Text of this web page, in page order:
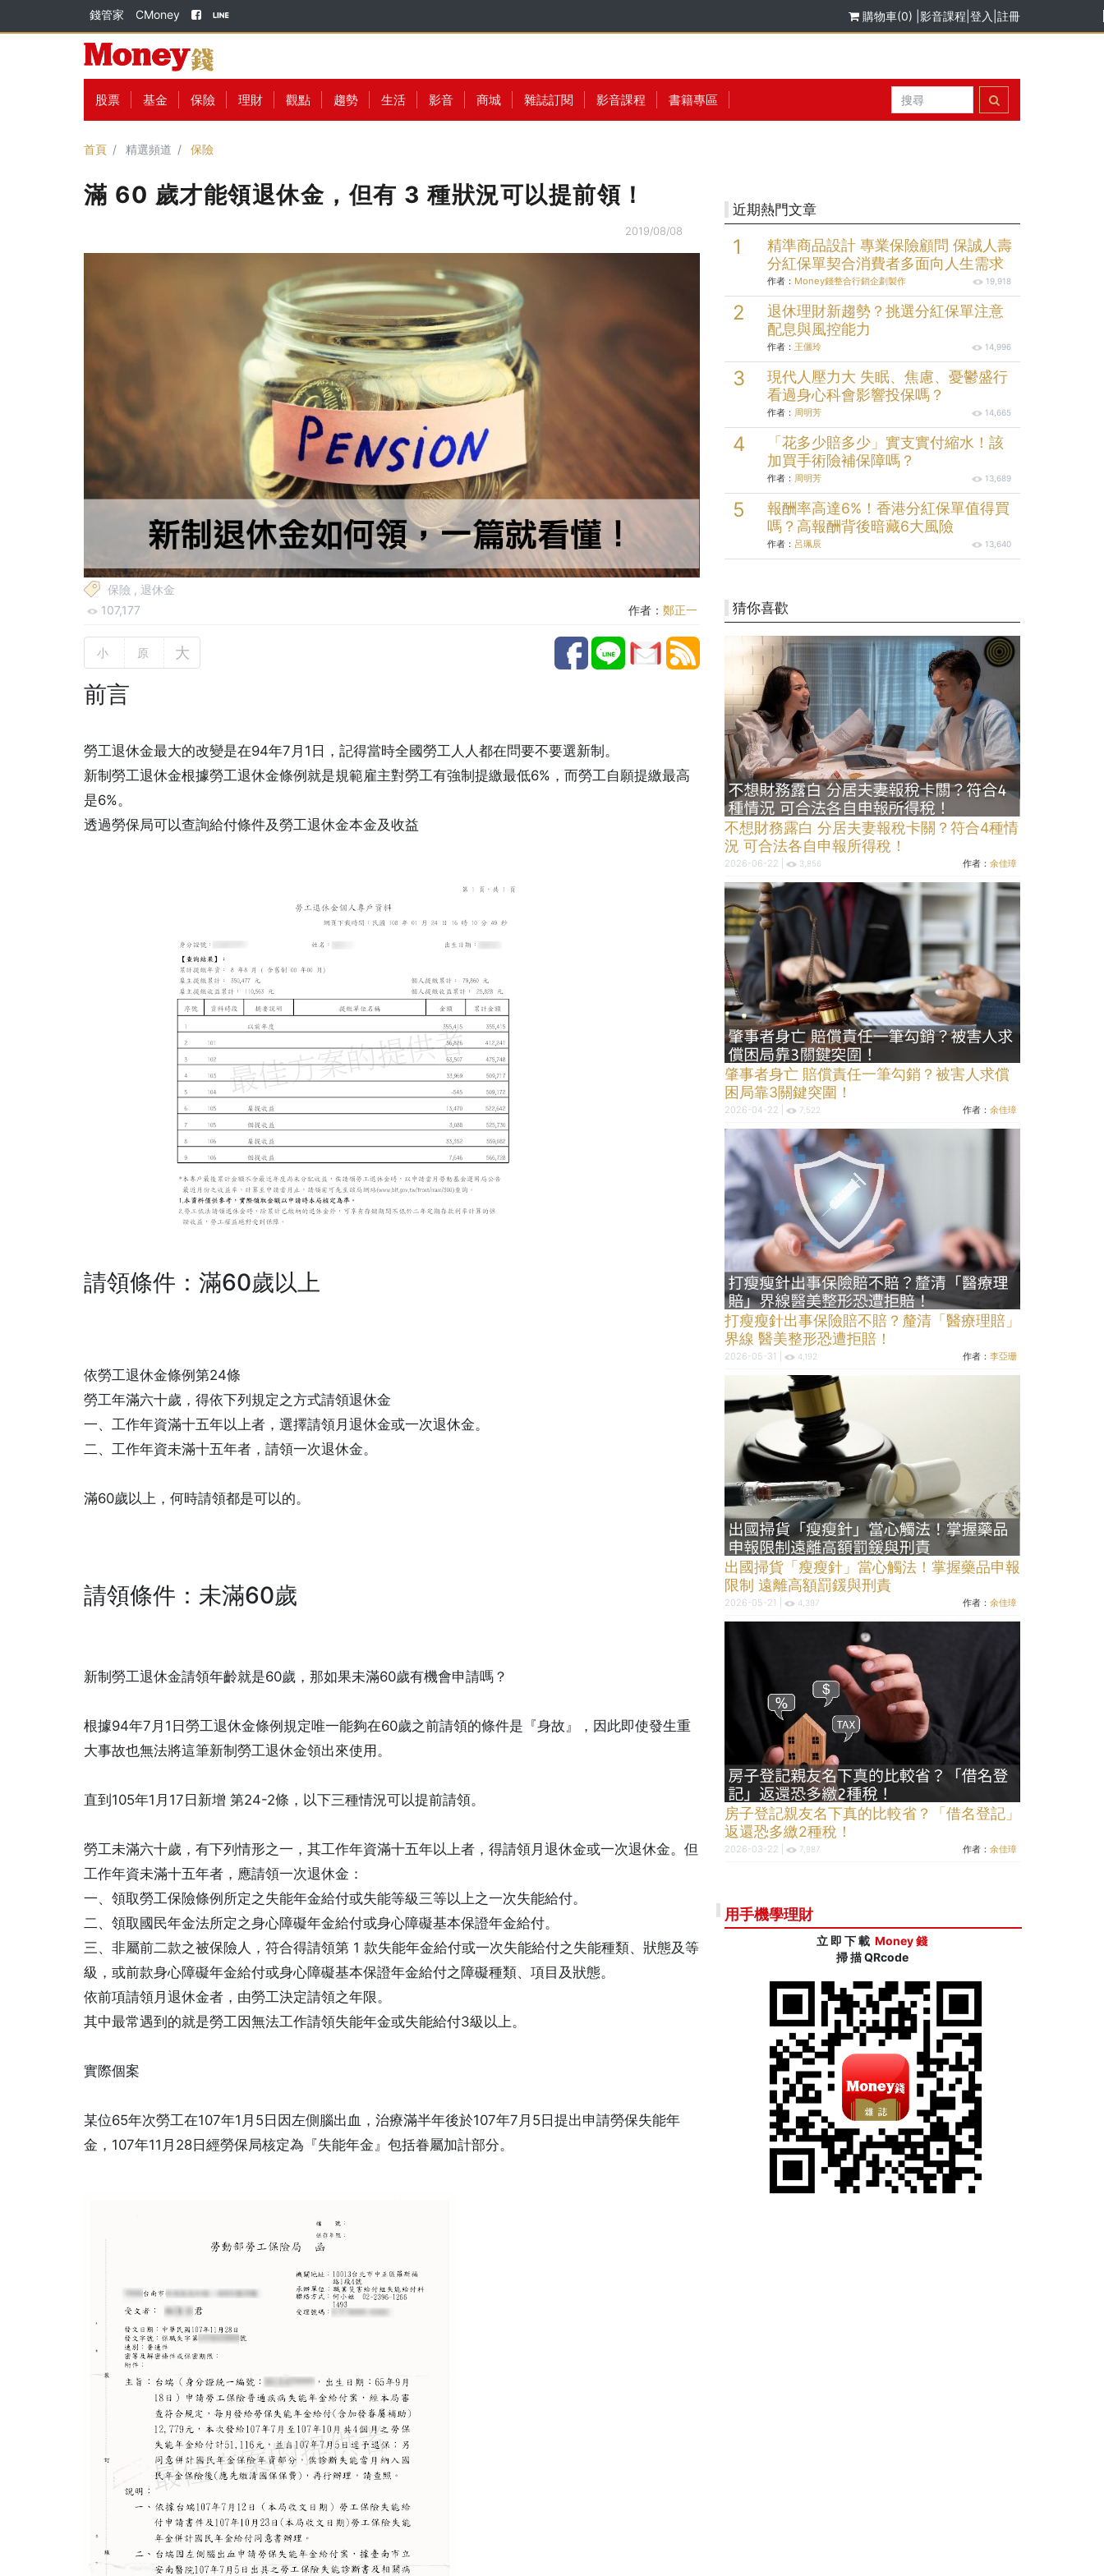
錢管家 CMoney 購物車(0) 影音課程 登入 註冊
股票 基金 保險 理財 觀點 趨勢 生活 影音 商城 雜誌訂閱 影音課程 書籍專區
首頁 精選頻道 保險
滿 60 歲才能領退休金，但有 3 種狀況可以提前領！
2019/08/08
保險 , 退休金
107,177
作者： 鄭正一
小 原 大
前言
勞工退休金最大的改變是在94年7月1日，記得當時全國勞工人人都在問要不要選新制。
新制勞工退休金根據勞工退休金條例就是規範雇主對勞工有強制提繳最低6%，而勞工自願提繳最高
是6%。
透過勞保局可以查詢給付條件及勞工退休金本金及收益
請領條件：滿60歲以上
依勞工退休金條例第24條
勞工年滿六十歲，得依下列規定之方式請領退休金
一、工作年資滿十五年以上者，選擇請領月退休金或一次退休金。
二、工作年資未滿十五年者，請領一次退休金。
滿60歲以上，何時請領都是可以的。
請領條件：未滿60歲
新制勞工退休金請領年齡就是60歲，那如果未滿60歲有機會申請嗎？
根據94年7月1日勞工退休金條例規定唯一能夠在60歲之前請領的條件是『身故』，因此即使發生重
大事故也無法將這筆新制勞工退休金領出來使用。
直到105年1月17日新增 第24-2條，以下三種情況可以提前請領。
勞工未滿六十歲，有下列情形之一，其工作年資滿十五年以上者，得請領月退休金或一次退休金。但
工作年資未滿十五年者，應請領一次退休金：
一、領取勞工保險條例所定之失能年金給付或失能等級三等以上之一次失能給付。
二、領取國民年金法所定之身心障礙年金給付或身心障礙基本保證年金給付。
三、非屬前二款之被保險人，符合得請領第 1 款失能年金給付或一次失能給付之失能種類、狀態及等
級，或前款身心障礙年金給付或身心障礙基本保證年金給付之障礙種類、項目及狀態。
依前項請領月退休金者，由勞工決定請領之年限。
其中最常遇到的就是勞工因無法工作請領失能年金或失能給付3級以上。
實際個案
某位65年次勞工在107年1月5日因左側腦出血，治療滿半年後於107年7月5日提出申請勞保失能年
金，107年11月28日經勞保局核定為『失能年金』包括眷屬加計部分。
近期熱門文章
精準商品設計 專業保險顧問 保誠人壽
分紅保單契合消費者多面向人生需求
作者： Money錢整合行銷企劃製作 19,918
退休理財新趨勢？挑選分紅保單注意
配息與風控能力
作者： 王儷玲 14,996
現代人壓力大 失眠、焦慮、憂鬱盛行
看過身心科會影響投保嗎？
作者： 周明芳 14,665
「花多少賠多少」實支實付縮水！該
加買手術險補保障嗎？
作者： 周明芳 13,689
報酬率高達6%！香港分紅保單值得買
嗎？高報酬背後暗藏6大風險
作者： 呂珮辰 13,640
猜你喜歡
不想財務露白 分居夫妻報稅卡關？符合4種情
況 可合法各自申報所得稅！
2026-06-22 | 3,856 作者：余佳璋
肇事者身亡 賠償責任一筆勾銷？被害人求償
困局靠3關鍵突圍！
2026-04-22 | 7,522 作者：余佳璋
打瘦瘦針出事保險賠不賠？釐清「醫療理賠」
界線 醫美整形恐遭拒賠！
2026-05-31 | 4,192 作者：李亞珊
出國掃貨「瘦瘦針」當心觸法！掌握藥品申報
限制 遠離高額罰鍰與刑責
2026-05-21 | 4,397 作者：余佳璋
房子登記親友名下真的比較省？「借名登記」
返還恐多繳2種稅！
2026-03-22 | 7,987 作者：余佳璋
用手機學理財
立 即 下 載 Money 錢
掃 描 QRcode